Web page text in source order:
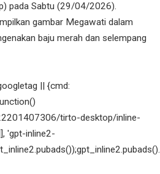
pada Sabtu (29/04/2026).
gambar Megawati dalam
baju merah dan selempang
|| {cmd:
tirto-desktop/inline-
'gpt-inline2-